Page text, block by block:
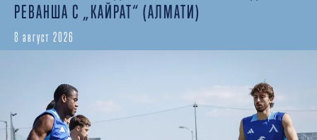
РЕВАНША С „КАЙРАТ“ (АЛМАТИ)
8 август 2026